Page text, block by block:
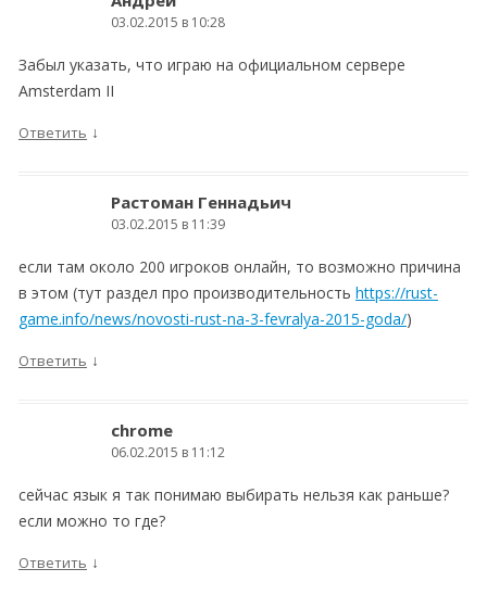
03.02.2015 в 10:28
Забыл указать, что играю на официальном сервере
Amsterdam II
Ответить ↓
Растоман Геннадьич
03.02.2015 в 11:39
если там около 200 игроков онлайн, то возможно причина
в этом (тут раздел про производительность https://rust-
game.info/news/novosti-rust-na-3-fevralya-2015-goda/)
Ответить ↓
chrome
06.02.2015 в 11:12
сейчас язык я так понимаю выбирать нельзя как раньше?
если можно то где?
Ответить ↓